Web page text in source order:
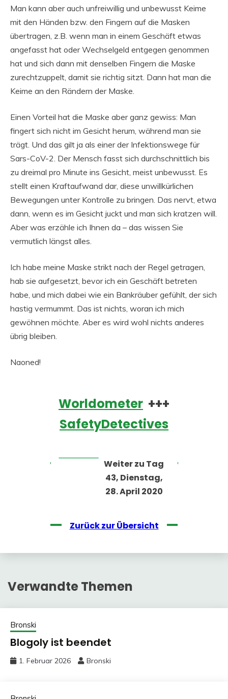
Man kann aber auch unfreiwillig und unbewusst Keime
mit den Händen bzw. den Fingern auf die Masken
übertragen, z.B. wenn man in einem Geschäft etwas
angefasst hat oder Wechselgeld entgegen genommen
hat und sich dann mit denselben Fingern die Maske
zurechtzuppelt, damit sie richtig sitzt. Dann hat man die
Keime an den Rändern der Maske.
Einen Vorteil hat die Maske aber ganz gewiss: Man
fingert sich nicht im Gesicht herum, während man sie
trägt. Und das gilt ja als einer der Infektionswege für
Sars-CoV-2. Der Mensch fasst sich durchschnittlich bis
zu dreimal pro Minute ins Gesicht, meist unbewusst. Es
stellt einen Kraftaufwand dar, diese unwillkürlichen
Bewegungen unter Kontrolle zu bringen. Das nervt, etwa
dann, wenn es im Gesicht juckt und man sich kratzen will.
Aber was erzähle ich Ihnen da – das wissen Sie
vermutlich längst alles.
Ich habe meine Maske strikt nach der Regel getragen,
hab sie aufgesetzt, bevor ich ein Geschäft betreten
habe, und mich dabei wie ein Bankräuber gefühlt, der sich
hastig vermummt. Das ist nichts, woran ich mich
gewöhnen möchte. Aber es wird wohl nichts anderes
übrig bleiben.
Naoned!
Worldometer +++
SafetyDetectives
Weiter zu Tag
43, Dienstag,
28. April 2020
Zurück zur Übersicht
Verwandte Themen
Bronski
Blogoly ist beendet
1. Februar 2026 Bronski